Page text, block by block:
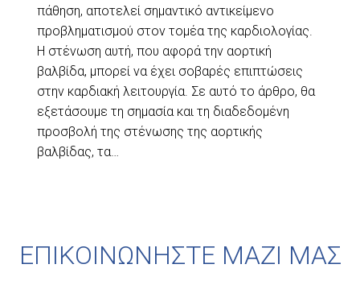
πάθηση, αποτελεί σημαντικό αντικείμενο
προβληματισμού στον τομέα της καρδιολογίας.
Η στένωση αυτή, που αφορά την αορτική
βαλβίδα, μπορεί να έχει σοβαρές επιπτώσεις
στην καρδιακή λειτουργία. Σε αυτό το άρθρο, θα
εξετάσουμε τη σημασία και τη διαδεδομένη
προσβολή της στένωσης της αορτικής
βαλβίδας, τα…
ΕΠΙΚΟΙΝΩΝΗΣΤΕ ΜΑΖΙ ΜΑΣ